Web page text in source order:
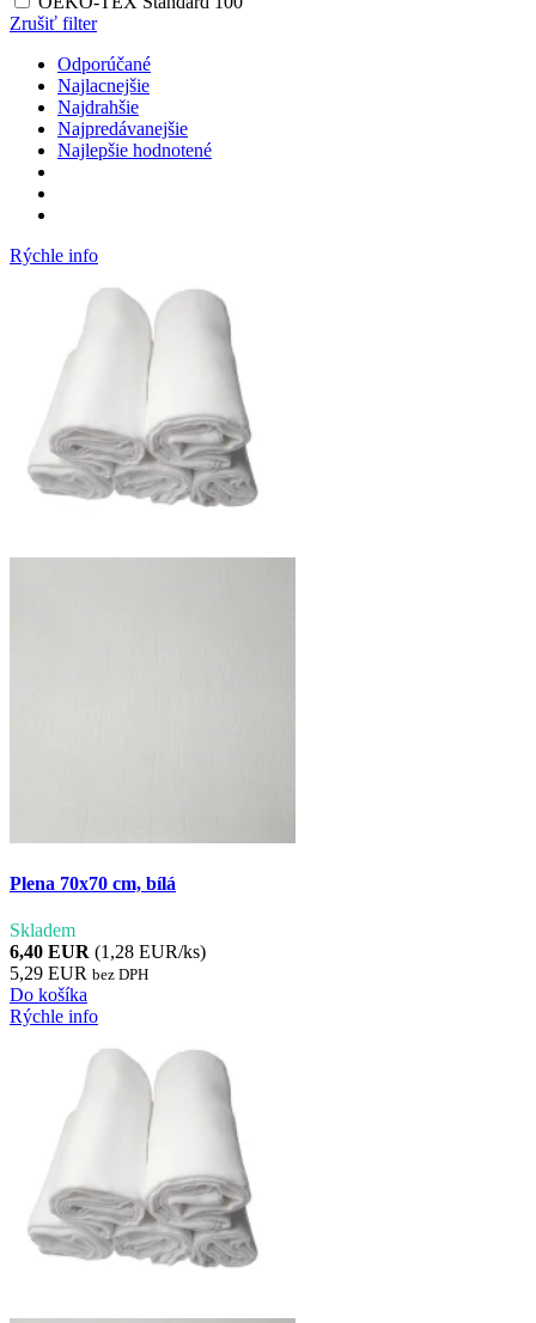
Zrušiť filter
Odporúčané
Najlacnejšie
Najdrahšie
Najpredávanejšie
Najlepšie hodnotené
Rýchle info
Plena 70x70 cm, bílá
Skladem
6,40 EUR (1,28 EUR/ks)
5,29 EUR bez DPH
Do košíka
Rýchle info